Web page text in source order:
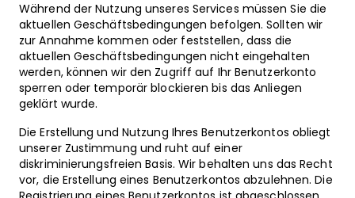
Während der Nutzung unseres Services müssen Sie die
aktuellen Geschäftsbedingungen befolgen. Sollten wir
zur Annahme kommen oder feststellen, dass die
aktuellen Geschäftsbedingungen nicht eingehalten
werden, können wir den Zugriff auf Ihr Benutzerkonto
sperren oder temporär blockieren bis das Anliegen
geklärt wurde.
Die Erstellung und Nutzung Ihres Benutzerkontos obliegt
unserer Zustimmung und ruht auf einer
diskriminierungsfreien Basis. Wir behalten uns das Recht
vor, die Erstellung eines Benutzerkontos abzulehnen. Die